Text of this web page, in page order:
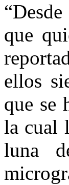
que
ellos
que se
la cual
luna